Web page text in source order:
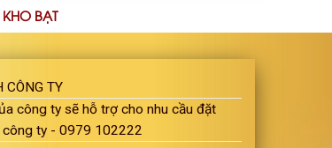
BẠT
CÔNG TY
công ty sẽ hỗ trợ cho nhu cầu đặt
công ty - 0979 102222